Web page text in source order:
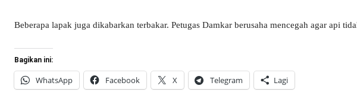
Beberapa lapak juga dikabarkan terbakar. Petugas Damkar berusaha mencegah agar api
Bagikan ini:
WhatsApp Facebook X Telegram Lagi